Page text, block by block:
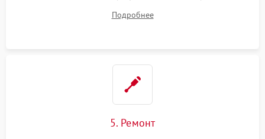
Подробнее
5. Ремонт